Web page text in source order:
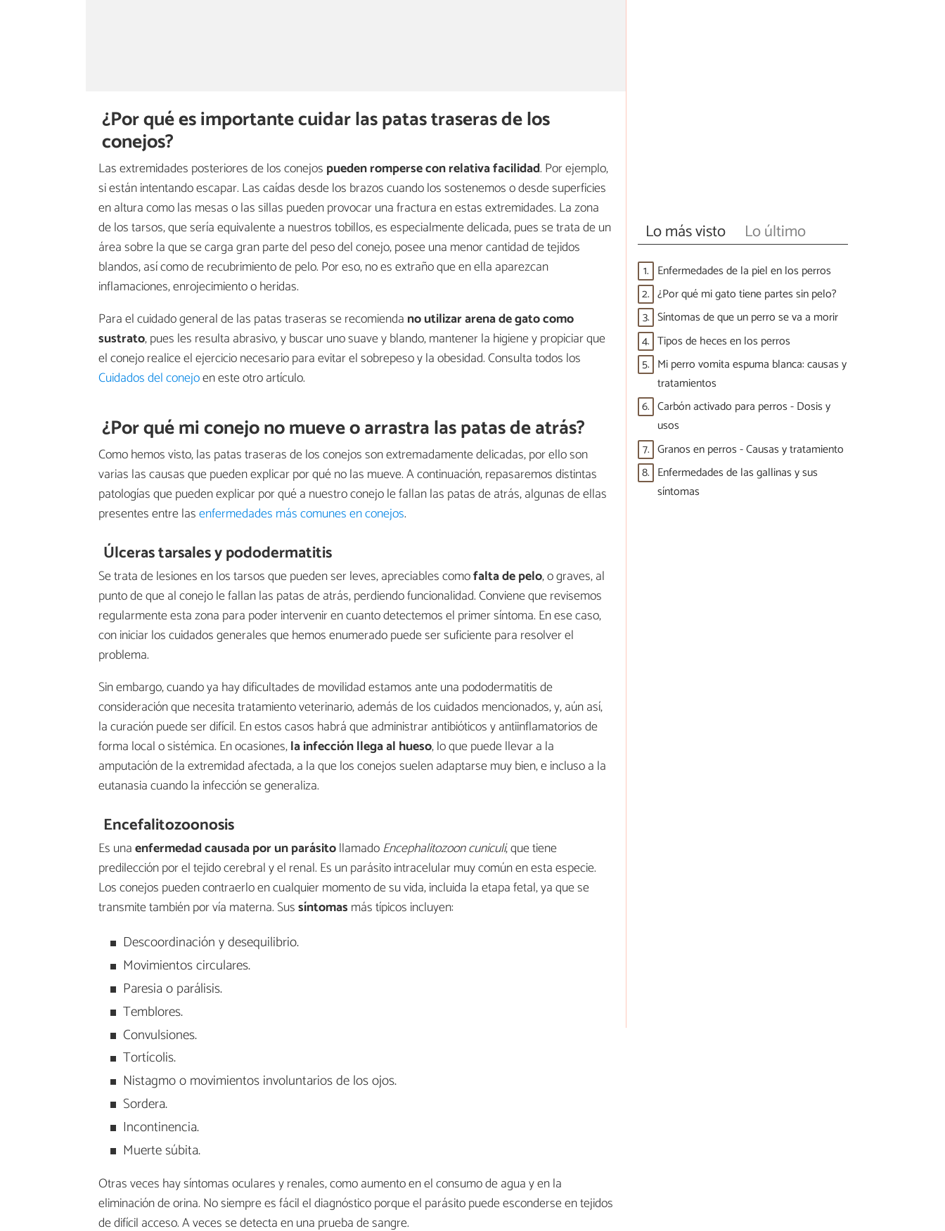
¿Por qué es importante cuidar las patas traseras de los
conejos?
Las extremidades posteriores de los conejos pueden romperse con relativa facilidad. Por ejemplo,
si están intentando escapar. Las caídas desde los brazos cuando los sostenemos o desde superficies
en altura como las mesas o las sillas pueden provocar una fractura en estas extremidades. La zona
de los tarsos, que sería equivalente a nuestros tobillos, es especialmente delicada, pues se trata de un
área sobre la que se carga gran parte del peso del conejo, posee una menor cantidad de tejidos
blandos, así como de recubrimiento de pelo. Por eso, no es extraño que en ella aparezcan
inflamaciones, enrojecimiento o heridas.
Para el cuidado general de las patas traseras se recomienda no utilizar arena de gato como
sustrato, pues les resulta abrasivo, y buscar uno suave y blando, mantener la higiene y propiciar que
el conejo realice el ejercicio necesario para evitar el sobrepeso y la obesidad. Consulta todos los
Cuidados del conejoen este otro artículo.
¿Por qué mi conejo no mueve o arrastra las patas de atrás?
Como hemos visto, las patas traseras de los conejos son extremadamente delicadas, por ello son
varias las causas que pueden explicar por qué no las mueve. A continuación, repasaremos distintas
patologías que pueden explicar por qué a nuestro conejo le fallan las patas de atrás, algunas de ellas
presentes entre lasenfermedades más comunes en conejos.
Úlceras tarsales y pododermatitis
Se trata de lesiones en los tarsos que pueden ser leves, apreciables comofalta de pelo, o graves, al
punto de que al conejo le fallan las patas de atrás, perdiendo funcionalidad. Conviene que revisemos
regularmente esta zona para poder intervenir en cuanto detectemos el primer síntoma. En ese caso,
con iniciar los cuidados generales que hemos enumerado puede ser suficiente para resolver el
problema.
Sin embargo, cuando ya hay dificultades de movilidad estamos ante una pododermatitis de
consideración que necesita tratamiento veterinario, además de los cuidados mencionados, y, aún así,
la curación puede ser difícil. En estos casos habrá que administrar antibióticos y antiinflamatorios de
forma local o sistémica. En ocasiones,la infección llega al hueso, lo que puede llevar a la
amputación de la extremidad afectada, a la que los conejos suelen adaptarse muy bien, e incluso a la
eutanasia cuando la infección se generaliza.
Encefalitozoonosis
Es unaenfermedad causada por un parásitollamadoEncephalitozoon cuniculi, que tiene
predilección por el tejido cerebral y el renal. Es un parásito intracelular muy común en esta especie.
Los conejos pueden contraerlo en cualquier momento de su vida, incluida la etapa fetal, ya que se
transmite también por vía materna. Sussíntomas más típicos incluyen:
Descoordinación y desequilibrio.
Movimientos circulares.
Paresia o parálisis.
Temblores.
Convulsiones.
Tortícolis.
Nistagmo o movimientos involuntarios de los ojos.
Sordera.
Incontinencia.
Muerte súbita.
Otras veces hay síntomas oculares y renales, como aumento en el consumo de agua y en la
eliminación de orina. No siempre es fácil el diagnóstico porque el parásito puede esconderse en tejidos
de difícil acceso. A veces se detecta en una prueba de sangre.
Lo más visto Lo último
1. Enfermedades de la piel en los perros
2. ¿Por qué mi gato tiene partes sin pelo?
3. Síntomas de que un perro se va a morir
4. Tipos de heces en los perros
5. Mi perro vomita espuma blanca: causas y
tratamientos
6. Carbón activado para perros - Dosis y
usos
7. Granos en perros - Causas y tratamiento
8. Enfermedades de las gallinas y sus
síntomas